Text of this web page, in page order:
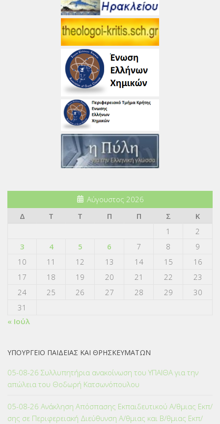
Αύγουστος 2026
Δ
Τ Τ Π Π Σ
Κ
1
2
3
4 5 6 7 8
9
10
11 12 13 14 15
16
17
18 19 20 21 22
23
24
25 26 27 28 29
30
31
« Ιούλ
ΥΠΟΥΡΓΕΙΟ ΠΑΙΔΕΙΑΣ ΚΑΙ ΘΡΗΣΚΕΥΜΑΤΩΝ
05-08-26 Συλλυπητήρια ανακοίνωση του ΥΠΑΙΘΑ για την
απώλεια του Θοδωρή Κατσωνόπουλου
05-08-26 Ανάκληση Απόσπασης Εκπαιδευτικού Α/θμιας Εκπ/
σης σε Περιφερειακή Διεύθυνση Α/θμιας και Β/θμιας Εκπ/